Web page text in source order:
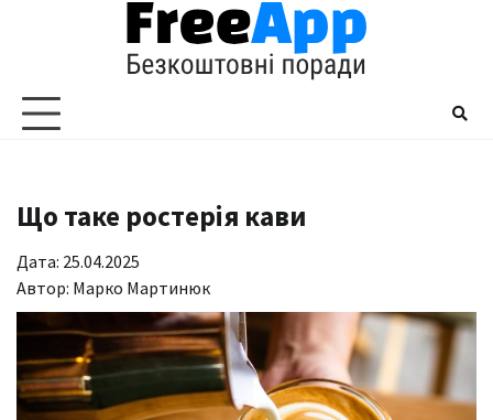
Що таке ростерія кави
Дата: 25.04.2025
Автор: Марко Мартинюк